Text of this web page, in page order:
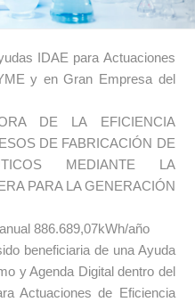
IDAE para Actuaciones
y en Gran Empresa del
DE LA EFICIENCIA
DE FABRICACIÓN DE
MEDIANTE LA
PARA LA GENERACIÓN
886.689,07kWh/año
beneficiaria de una Ayuda
y Agenda Digital dentro del
Actuaciones de Eficiencia